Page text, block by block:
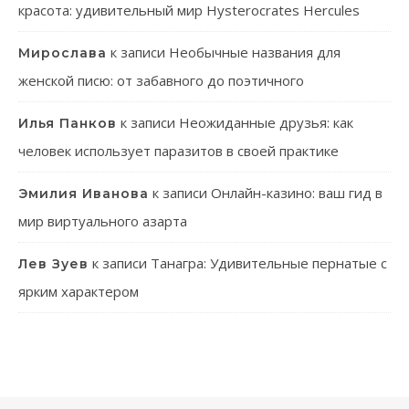
красота: удивительный мир Hysterocrates Hercules
Мирослава к записи Необычные названия для
женской писю: от забавного до поэтичного
Илья Панков к записи Неожиданные друзья: как
человек использует паразитов в своей практике
Эмилия Иванова к записи Онлайн-казино: ваш гид в
мир виртуального азарта
Лев Зуев к записи Танагра: Удивительные пернатые с
ярким характером